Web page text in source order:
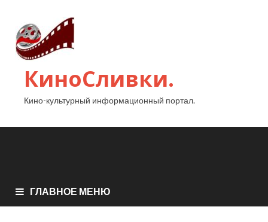
КиноСливки.
Кино-культурный информационный портал.
ГЛАВНОЕ МЕНЮ